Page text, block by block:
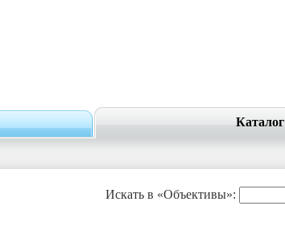
Каталог
Искать в «Объективы»: